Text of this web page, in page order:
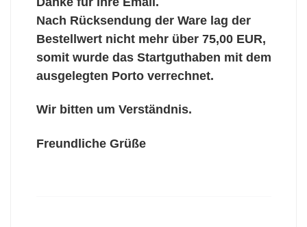
Nach Rücksendung der Ware lag der
Bestellwert nicht mehr über 75,00 EUR,
somit wurde das Startguthaben mit dem
ausgelegten Porto verrechnet.
Wir bitten um Verständnis.
Freundliche Grüße